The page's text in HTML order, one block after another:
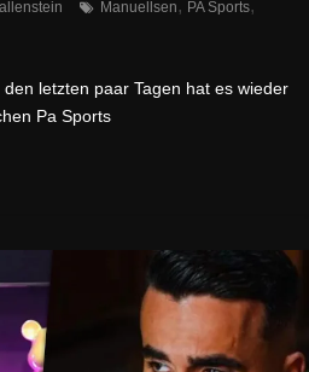
Manuellsen, PA Sports,
den letzten paar Tagen hat es wieder
Pa Sports